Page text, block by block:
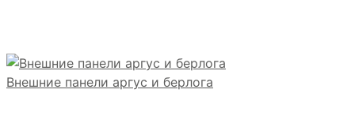
Внешние панели аргус и берлога